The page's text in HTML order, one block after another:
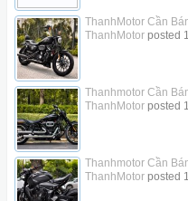
ThanhMotor Cần
ThanhMotorposted
Thanhmotor Cần
ThanhMotorposted
Thanhmotor Cần
ThanhMotorposted